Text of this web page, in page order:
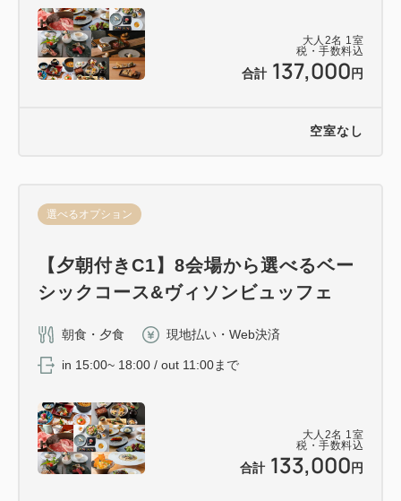
大人 2名 1室
税・手数料込
合計 137,000 円
空室なし
大人 2名 1室
税・手数料込
合計 133,000 円
選べるオプション
【夕朝付きC1】8会場から選べるベー
シックコース&ヴィソンビュッフェ
朝食・夕食 現地払い・Web決済
in 15:00~ 18:00 / out 11:00まで